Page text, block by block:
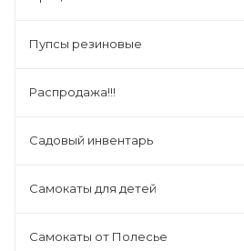
Пупсы резиновые
Распродажа!!!
Садовый инвентарь
Самокаты для детей
Самокаты от Полесье